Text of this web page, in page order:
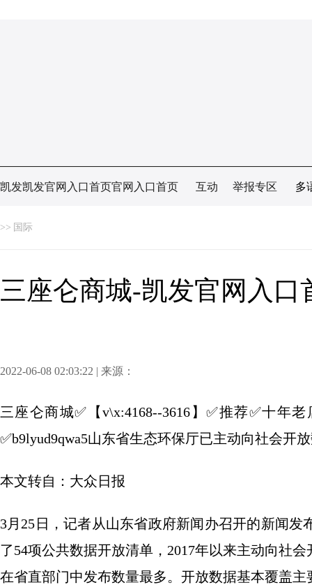
凯发凯发官网入口首页官网入口首页 互动 举报专区 多
>> 国际
三座仑商城-凯发官网入口
2022-06-08 02:03:22 | 来源：
三座仑商城✅【v\x:4168--3616】✅推荐✅十年
✅b9lyud9qwa5山东省生态环保厅已主动向社会开
本文转自：大众日报
3月25日，记者从山东省政府新闻办召开的新闻
了54项公共数据开放清单，2017年以来主动向社
在省直部门中发布数量最多。开放数据基本覆盖